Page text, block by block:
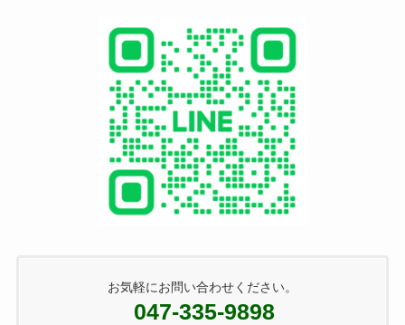
お気軽にお問い合わせください。
047-335-9898